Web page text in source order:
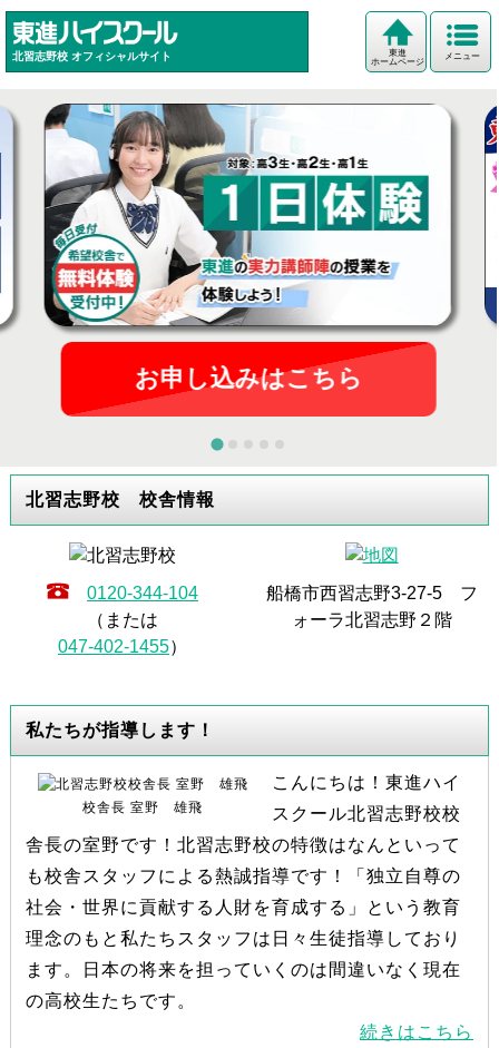
北習志野校 オフィシャルサイト メニュー
東進
ホームページ
お申し込みはこちら
北習志野校 校舎情報
0120-344-104
（または
047-402-1455）
船橋市西習志野3-27-5 フ
ォーラ北習志野２階
私たちが指導します！
校舎長 室野 雄飛
こんにちは！東進ハイ
スクール北習志野校校
舎長の室野です！北習志野校の特徴はなんといって
も校舎スタッフによる熱誠指導です！「独立自尊の
社会・世界に貢献する人財を育成する」という教育
理念のもと私たちスタッフは日々生徒指導しており
ます。日本の将来を担っていくのは間違いなく現在
の高校生たちです。
続きはこちら